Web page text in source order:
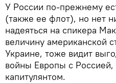
У России по-прежнему
(также ее флот), но нет
надеяться на спикера
величину американской
Украине, тоже видит
войны Европы с
капитулянтом.